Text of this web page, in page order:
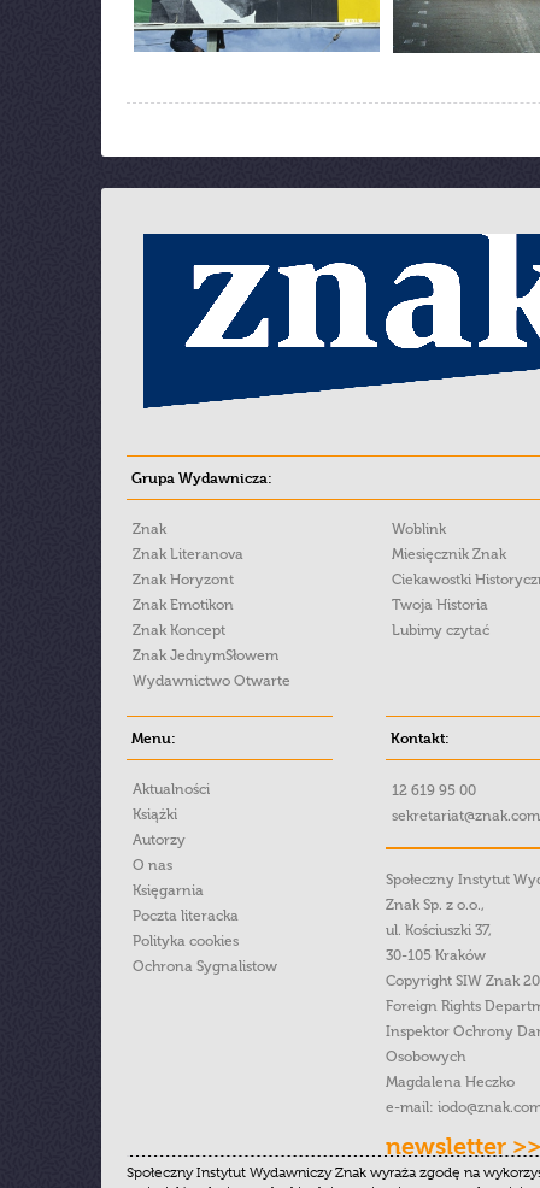
Grupa Wydawnicza:
Znak
Znak Literanova
Znak Horyzont
Znak Emotikon
Znak Koncept
Znak JednymSłowem
Wydawnictwo Otwarte
Woblink
Miesięcznik Znak
Ciekawostki
Twoja Historia
Lubimy czytać
Menu:
Aktualności
Książki
Autorzy
O nas
Księgarnia
Poczta literacka
Polityka cookies
Ochrona Sygnalistow
Kontakt:
12 619 95 00
Społeczny Instytut
Znak Sp. z o.o.,
ul. Kościuszki 37,
30-105 Kraków
Copyright SIW Znak
Foreign Rights
Inspektor Ochrony
Osobowych
Magdalena Heczko
e-mail:
newsletter >>
Społeczny Instytut Wydawniczy Znak wyraża zgodę na